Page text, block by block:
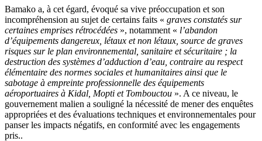
Bamako a, à cet égard, évoqué sa vive préoccupation et son
incompréhension au sujet de certains faits « graves constatés sur
certaines emprises rétrocédées », notamment « l’abandon
d’équipements dangereux, létaux et non létaux, source de graves
risques sur le plan environnemental, sanitaire et sécuritaire ; la
destruction des systèmes d’adduction d’eau, contraire au respect
élémentaire des normes sociales et humanitaires ainsi que le
sabotage à empreinte professionnelle des équipements
aéroportuaires à Kidal, Mopti et Tombouctou ». A ce niveau, le
gouvernement malien a souligné la nécessité de mener des enquêtes
appropriées et des évaluations techniques et environnementales pour
panser les impacts négatifs, en conformité avec les engagements
pris..